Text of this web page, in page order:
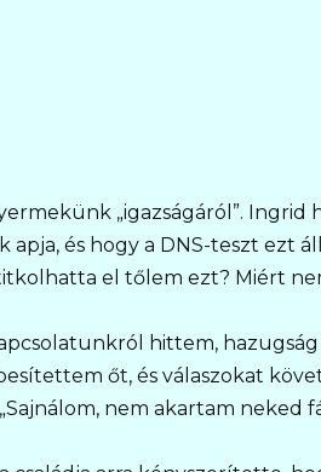
„igazságáról”.
apja, és hogy a DNS-teszt ezt
el tőlem ezt? Miért
hittem,
őt, és válaszokat
nem akartam neked